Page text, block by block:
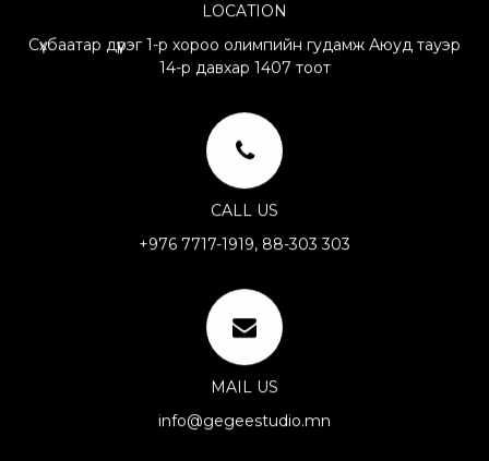
LOCATION
Сүхбаатар дүүрэг 1-р хороо олимпийн гудамж Аюуд тауэр
14-р давхар 1407 тоот
CALL US
+976 7717-1919, 88-303 303
MAIL US
info@gegeestudio.mn